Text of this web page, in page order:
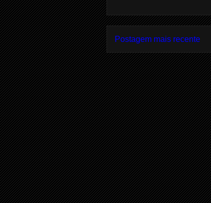
Postagem mais recente